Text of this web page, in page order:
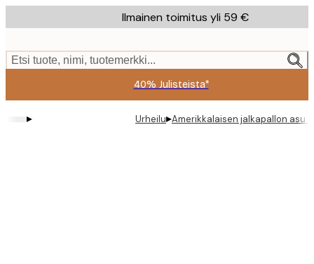
to
content.
Ilmainen toimitus yli 59 €
Etsi tuote, nimi, tuotemerkki...
40% Julisteista*
▸ Urheilu▸Amerikkalaisen jalkapallon asu